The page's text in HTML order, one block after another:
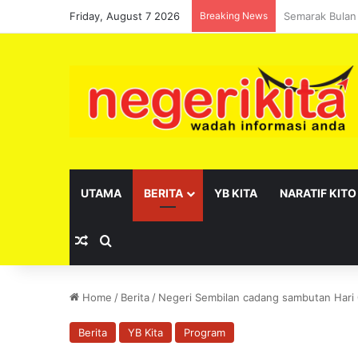
Friday, August 7 2026 Breaking News Pelantikan
UTAMA BERITA YB KITA NARATIF KITO
Random Article
Home / Berita / Negeri Sembilan cadang sambutan
Berita YB Kita Program